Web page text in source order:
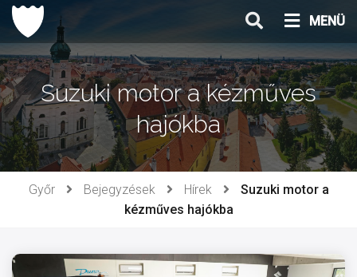
Ugrás
tartalomhoz
MENÜ
Suzuki motor a kézműves
hajókba
Győr Bejegyzések Hírek
Suzuki motor a
kézműves hajókba